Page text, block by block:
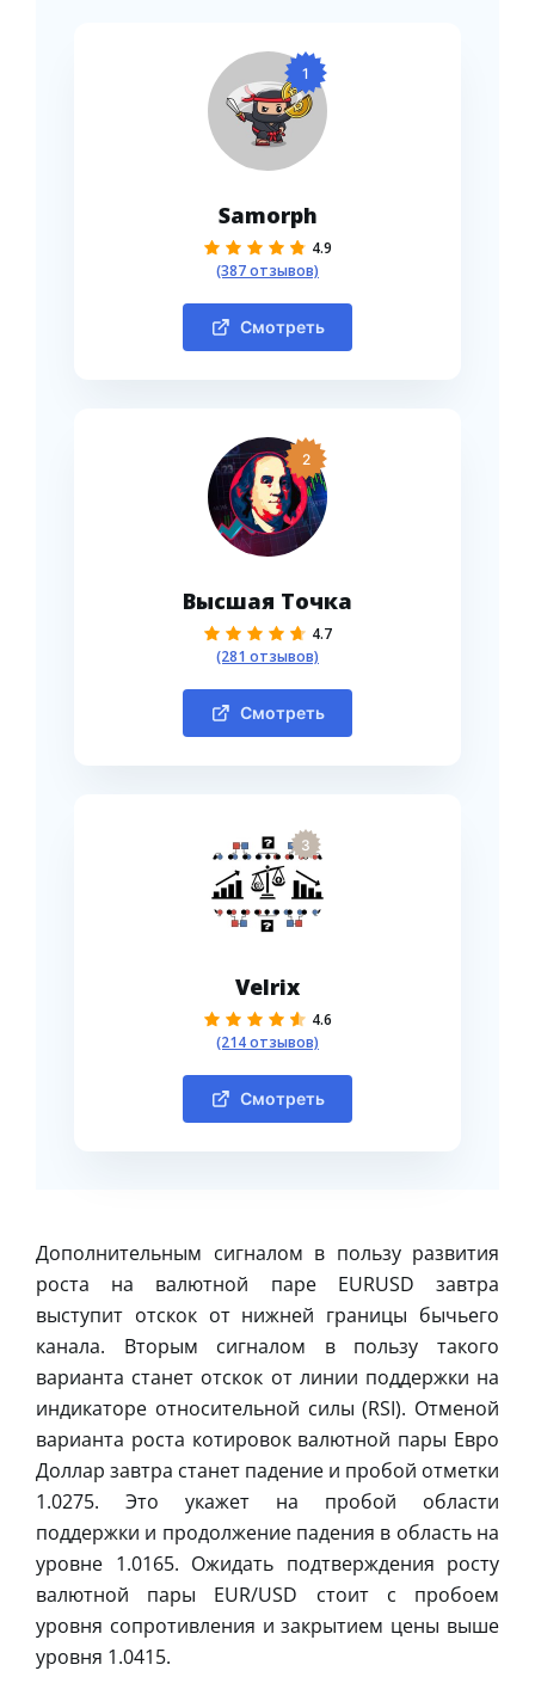
1
Samorph
4.9
(387 отзывов)
Смотреть
2
Высшая Точка
4.7
(281 отзывов)
Смотреть
3
Velrix
4.6
(214 отзывов)
Смотреть
Дополнительным сигналом в пользу развития
роста на валютной паре EURUSD завтра
выступит отскок от нижней границы бычьего
канала. Вторым сигналом в пользу такого
варианта станет отскок от линии поддержки на
индикаторе относительной силы (RSI). Отменой
варианта роста котировок валютной пары Евро
Доллар завтра станет падение и пробой отметки
1.0275. Это укажет на пробой области
поддержки и продолжение падения в область на
уровне 1.0165. Ожидать подтверждения росту
валютной пары EUR/USD стоит с пробоем
уровня сопротивления и закрытием цены выше
уровня 1.0415.